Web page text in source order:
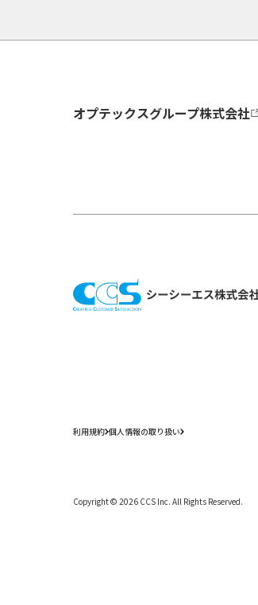
オプテックスグループ株式会社
利用規約 個人情報の取り扱い
Copyright © 2026 CCS Inc. All Rights Reserved.